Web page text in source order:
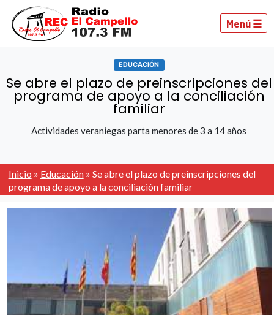
Menú ☰
EDUCACIÓN
Se abre el plazo de preinscripciones del
programa de apoyo a la conciliación
familiar
Actividades veraniegas parta menores de 3 a 14 años
Inicio » Educación» Se abre el plazo de preinscripciones del
programa de apoyo a la conciliación familiar